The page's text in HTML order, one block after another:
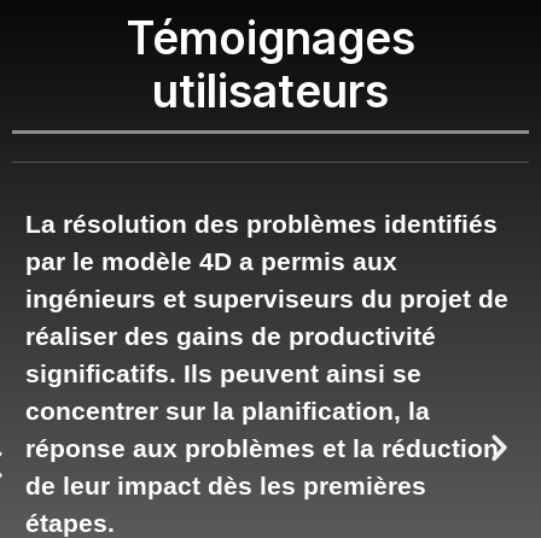
I
D
E
O
Témoignages
utilisateurs
La résolution des problèmes identifiés
par le modèle 4D a permis aux
ingénieurs et superviseurs du projet de
réaliser des gains de productivité
significatifs. Ils peuvent ainsi se
concentrer sur la planification, la
réponse aux problèmes et la réduction
de leur impact dès les premières
étapes.